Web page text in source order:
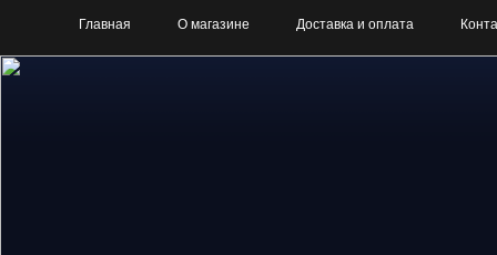
Главная О магазине Доставка и оплата